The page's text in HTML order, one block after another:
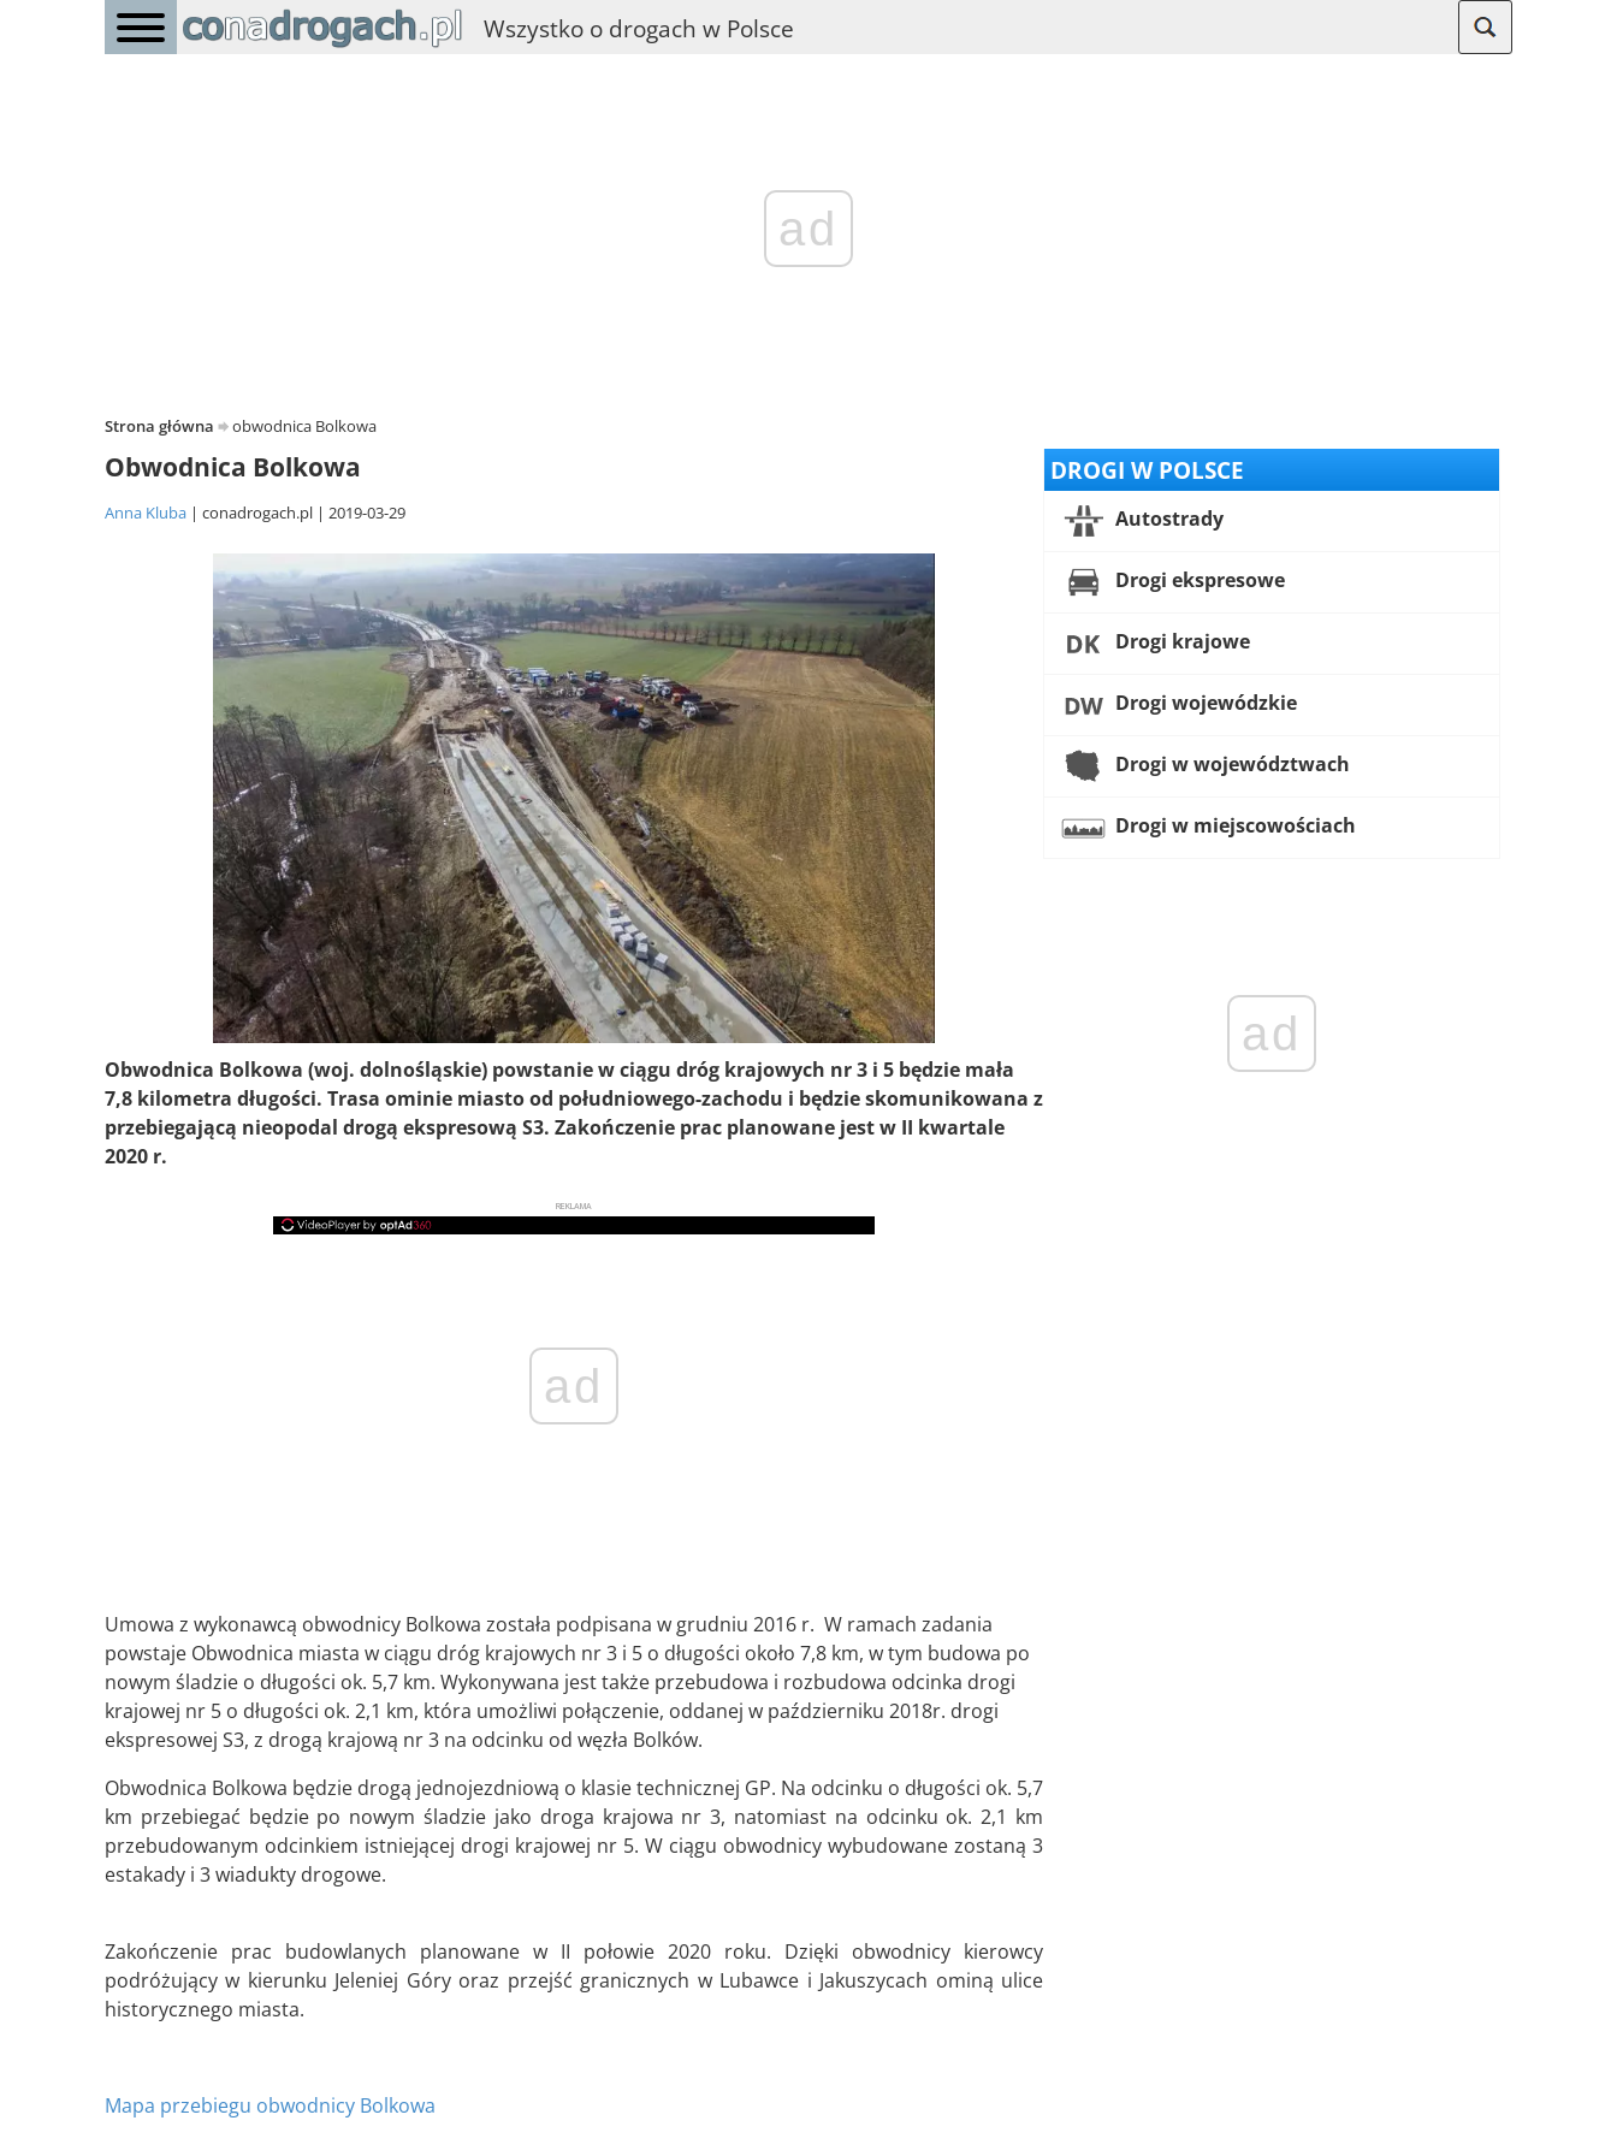
Wszystko o drogach w Polsce
ad
Strona główna obwodnica Bolkowa
Obwodnica Bolkowa
Anna Kluba conadrogach.pl 2019-03-29
Obwodnica Bolkowa (woj. dolnośląskie) powstanie w ciągu dróg krajowych nr 3 i 5 będzie mała
7,8 kilometra długości. Trasa ominie miasto od południowego-zachodu i będzie skomunikowana z
przebiegającą nieopodal drogą ekspresową S3. Zakończenie prac planowane jest w II kwartale
2020 r.
REKLAMA
ad
Umowa z wykonawcą obwodnicy Bolkowa została podpisana w grudniu 2016 r. W ramach zadania
powstaje Obwodnica miasta w ciągu dróg krajowych nr 3 i 5 o długości około 7,8 km, w tym budowa po
nowym śladzie o długości ok. 5,7 km. Wykonywana jest także przebudowa i rozbudowa odcinka drogi
krajowej nr 5 o długości ok. 2,1 km, która umożliwi połączenie, oddanej w październiku 2018r. drogi
ekspresowej S3, z drogą krajową nr 3 na odcinku od węzła Bolków.
Obwodnica Bolkowa będzie drogą jednojezdniową o klasie technicznej GP. Na odcinku o długości ok. 5,7
km przebiegać będzie po nowym śladzie jako droga krajowa nr 3, natomiast na odcinku ok. 2,1 km
przebudowanym odcinkiem istniejącej drogi krajowej nr 5. W ciągu obwodnicy wybudowane zostaną 3
estakady i 3 wiadukty drogowe.
Zakończenie prac budowlanych planowane w II połowie 2020 roku. Dzięki obwodnicy kierowcy
podróżujący w kierunku Jeleniej Góry oraz przejść granicznych w Lubawce i Jakuszycach ominą ulice
historycznego miasta.
Mapa przebiegu obwodnicy Bolkowa
DROGI W POLSCE
Autostrady
Drogi ekspresowe
Drogi krajowe
Drogi wojewódzkie
Drogi w województwach
Drogi w miejscowościach
ad